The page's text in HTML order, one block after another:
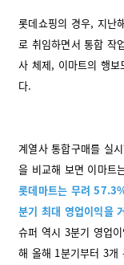
롯데쇼핑의 경우, 지난
로 취임하면서 통합 작
사 체제, 이마트의 행
다.
계열사 통합구매를 실
을 비교해 보면 이마트
롯데마트는 무려
분기 최대 영업이익을
슈퍼 역시 3분기 영업
해 올해 1분기부터 3개